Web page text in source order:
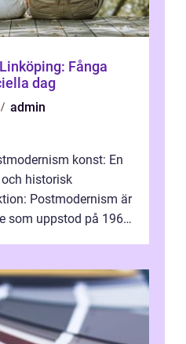
Fånga
dag
admin
konst: En
historisk
Postmodernism är
som uppstod på 1960-